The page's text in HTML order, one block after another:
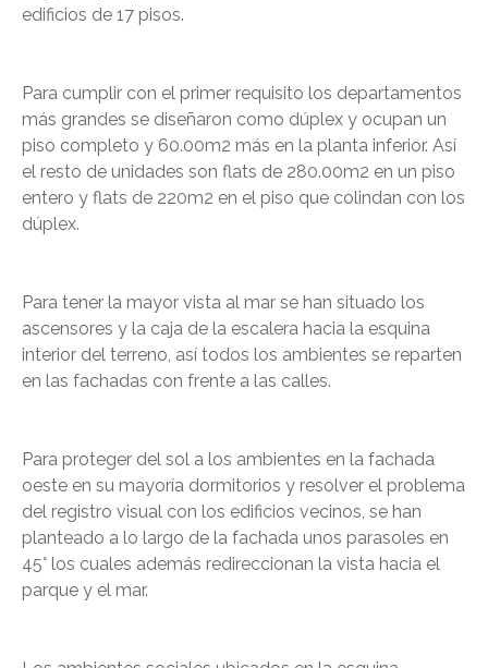
edificios de 17 pisos.
Para cumplir con el primer requisito los departamentos
más grandes se diseñaron como dúplex y ocupan un
piso completo y 60.00m2 más en la planta inferior. Así
el resto de unidades son flats de 280.00m2 en un piso
entero y flats de 220m2 en el piso que colindan con los
dúplex.
Para tener la mayor vista al mar se han situado los
ascensores y la caja de la escalera hacia la esquina
interior del terreno, así todos los ambientes se reparten
en las fachadas con frente a las calles.
Para proteger del sol a los ambientes en la fachada
oeste en su mayoría dormitorios y resolver el problema
del registro visual con los edificios vecinos, se han
planteado a lo largo de la fachada unos parasoles en
45° los cuales además redireccionan la vista hacia el
parque y el mar.
(Esc)
CONTÁCTANOS